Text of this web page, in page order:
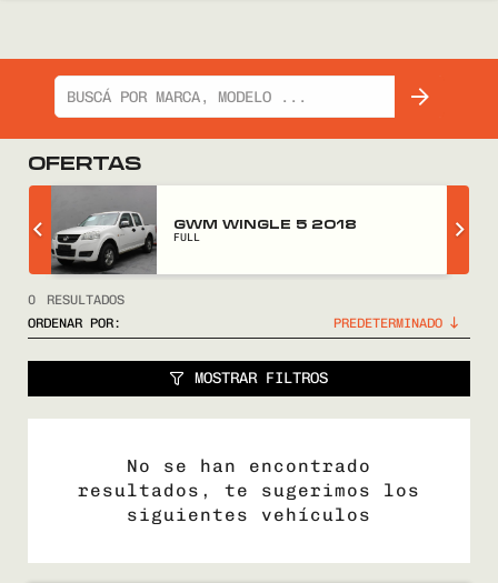
OFERTAS
GWM WINGLE 5 2018
FULL
0
RESULTADOS
ORDENAR POR:
MOSTRAR FILTROS
No se han encontrado
resultados, te sugerimos los
siguientes vehículos